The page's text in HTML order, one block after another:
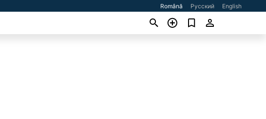
Română Русский English